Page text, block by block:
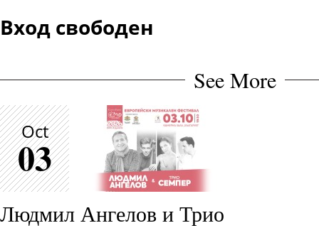
Вход свободен
See More
Oct
03
Людмил Ангелов и Трио